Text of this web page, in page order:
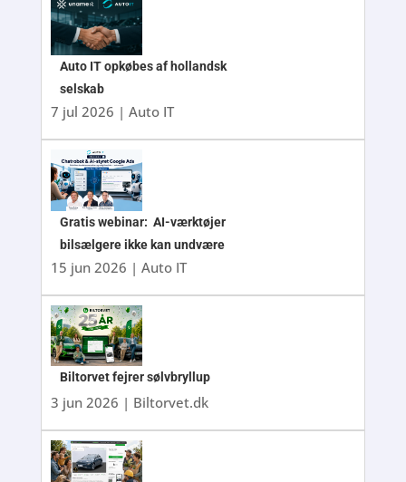
Auto IT opkøbes af hollandsk
selskab
7 jul 2026 | Auto IT
Gratis webinar: AI-værktøjer
bilsælgere ikke kan undvære
15 jun 2026 | Auto IT
Biltorvet fejrer sølvbryllup
3 jun 2026 | Biltorvet.dk